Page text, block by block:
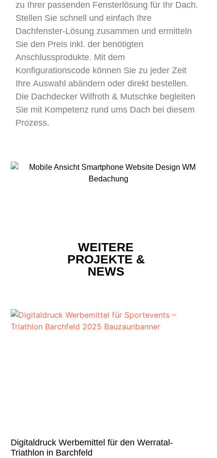
zu Ihrer passenden Fensterlösung für Ihr Dach.
Stellen Sie schnell und einfach Ihre
Dachfenster-Lösung zusammen und ermitteln
Sie den Preis inkl. der benötigten
Anschlussprodukte. Mit dem
Konfigurationscode können Sie zu jeder Zeit
Ihre Auswahl abändern oder direkt bestellen.
Die Dachdecker Wilfroth & Mutschke begleiten
Sie mit Kompetenz rund ums Dach bei diesem
Prozess.
WEITERE
PROJEKTE &
NEWS
Digitaldruck Werbemittel für den Werratal-
Triathlon in Barchfeld